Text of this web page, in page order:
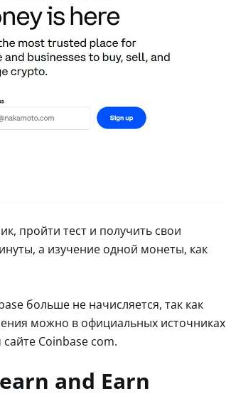
пройти тест и получить свои
а изучение одной монеты, как
больше не начисляется, так как
можно в официальных источниках
Coinbase com.
and Earn